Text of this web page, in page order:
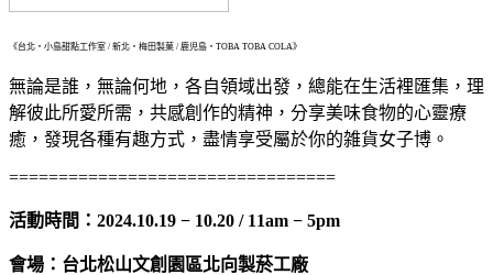
《台北・小島甜點工作室 / 新北・梅田製菓 / 鹿児島・TOBA TOBA COLA》
無論是誰，無論何地，各自領域出發，總能在生活裡匯集，理
解彼此所愛所需，共感創作的精神，分享美味食物的心靈療
癒，發現各種有趣方式，盡情享受屬於你的雑貨女子博。
=================================
活動時間：2024.10.19 − 10.20 / 11am − 5pm
會場：台北松山文創園區北向製菸工廠